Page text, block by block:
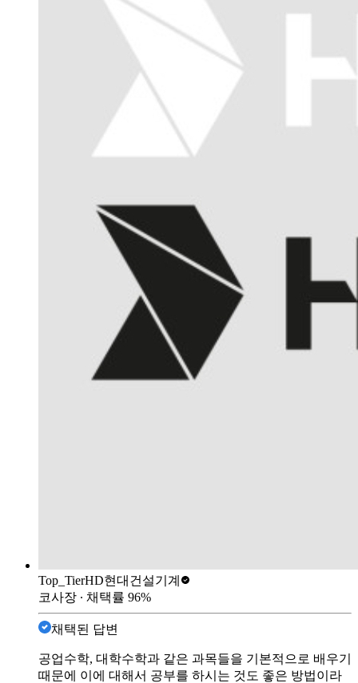
Top_TierHD현대건설기계
코사장 ∙ 채택률 96%
채택된 답변
공업수학, 대학수학과 같은 과목들을 기본적으로 배우기
때문에 이에 대해서 공부를 하시는 것도 좋은 방법이라